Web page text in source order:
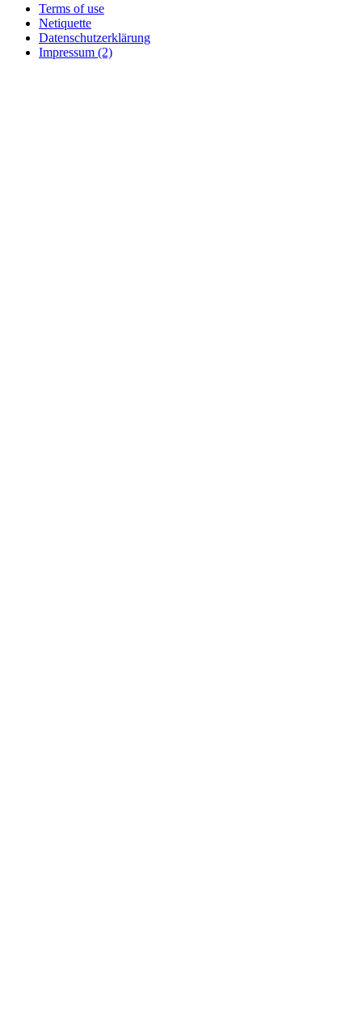
Terms of use
Netiquette
Datenschutzerklärung
Impressum (2)